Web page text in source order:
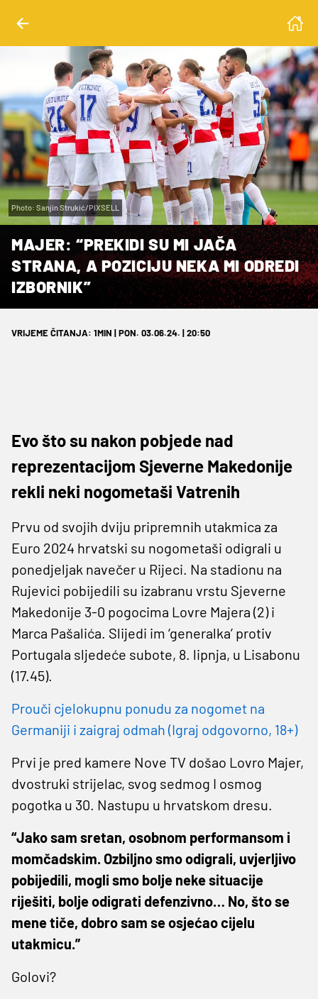
Photo: Sanjin Strukić/PIXSELL
MAJER: “PREKIDI SU MI JAČA
STRANA, A POZICIJU NEKA MI ODREDI
IZBORNIK”
VRIJEME ČITANJA: 1MIN | PON. 03.06.24. | 20:50
Evo što su nakon pobjede nad
reprezentacijom Sjeverne Makedonije
rekli neki nogometaši Vatrenih
Prvu od svojih dviju pripremnih utakmica za
Euro 2024 hrvatski su nogometaši odigrali u
ponedjeljak navečer u Rijeci. Na stadionu na
Rujevici pobijedili su izabranu vrstu Sjeverne
Makedonije 3-0 pogocima Lovre Majera (2) i
Marca Pašalića. Slijedi im ‘generalka’ protiv
Portugala sljedeće subote, 8. lipnja, u Lisabonu
(17.45).
Prouči cjelokupnu ponudu za nogomet na
Germaniji i zaigraj odmah (Igraj odgovorno, 18+)
Prvi je pred kamere Nove TV došao Lovro Majer,
dvostruki strijelac, svog sedmog I osmog
pogotka u 30. Nastupu u hrvatskom dresu.
“Jako sam sretan, osobnom performansom i
momčadskim. Ozbiljno smo odigrali, uvjerljivo
pobijedili, mogli smo bolje neke situacije
riješiti, bolje odigrati defenzivno… No, što se
mene tiče, dobro sam se osjećao cijelu
utakmicu.”
Golovi?